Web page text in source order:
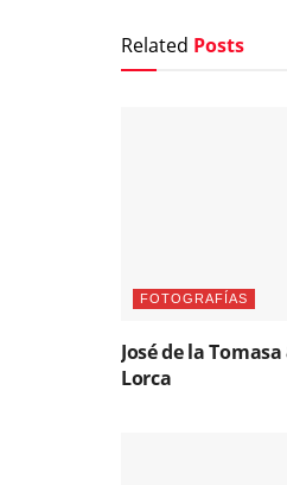
Related Posts
FOTOGRAFÍAS
José de la
Lorca